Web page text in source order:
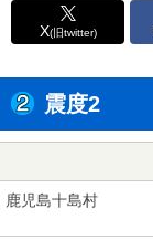
X(旧twitter)
震度2
鹿児島十島村